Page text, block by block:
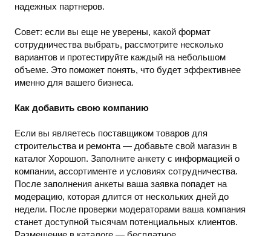
надежных партнеров.
Совет: если вы еще не уверены, какой формат
сотрудничества выбрать, рассмотрите несколько
вариантов и протестируйте каждый на небольшом
объеме. Это поможет понять, что будет эффективнее
именно для вашего бизнеса.
Как добавить свою компанию
Если вы являетесь поставщиком товаров для
строительства и ремонта — добавьте свой магазин в
каталог Хорошоп. Заполните анкету с информацией о
компании, ассортименте и условиях сотрудничества.
После заполнения анкеты ваша заявка попадет на
модерацию, которая длится от нескольких дней до
недели. После проверки модераторами ваша компания
станет доступной тысячам потенциальных клиентов.